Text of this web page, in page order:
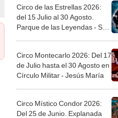
Circo de las Estrellas 2026:
del 15 Julio al 30 Agosto.
Parque de las Leyendas - San
Circo Montecarlo 2026: Del 17
de Julio hasta el 30 Agosto en
Círculo Militar - Jesús María
Circo Místico Condor 2026:
Del 25 de Junio. Explanada